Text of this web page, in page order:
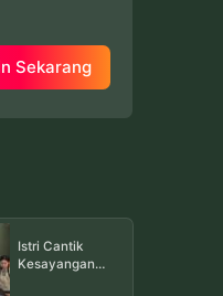
Sekarang
Istri Cantik
Kesayangan